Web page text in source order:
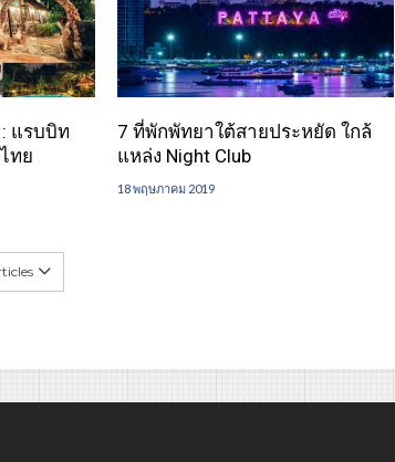
: แรบบิท
ทย
7 ที่พักพัทยาใต้สายประหยัด ใกล้
แหล่ง Night Club
18 พฤษภาคม 2019